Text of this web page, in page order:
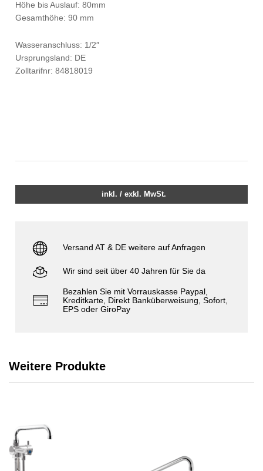
Höhe bis Auslauf: 80mm
Gesamthöhe: 90 mm
Wasseranschluss: 1/2″
Ursprungsland: DE
Zolltarifnr: 84818019
inkl. / exkl. MwSt.
Versand AT & DE weitere auf Anfragen
Wir sind seit über 40 Jahren für Sie da
Bezahlen Sie mit Vorrauskasse Paypal,
Kreditkarte, Direkt Banküberweisung, Sofort,
EPS oder GiroPay
Weitere Produkte